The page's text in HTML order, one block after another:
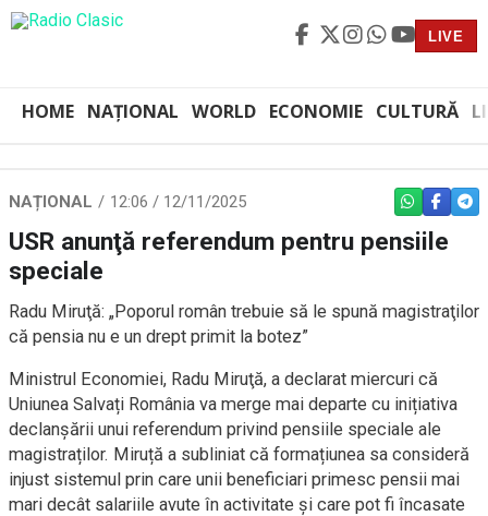
LIVE
HOME NAȚIONAL WORLD ECONOMIE CULTURĂ
NAȚIONAL 12:06 / 12/11/2025 WHATSAPP
USR anunţă referendum pentru pensiile
speciale
Radu Miruţă: „Poporul român trebuie să le spună magistraţilor
că pensia nu e un drept primit la botez”
Ministrul Economiei, Radu Miruţă, a declarat miercuri că
Uniunea Salvați România va merge mai departe cu inițiativa
declanșării unui referendum privind pensiile speciale ale
magistraților. Miruță a subliniat că formațiunea sa consideră
injust sistemul prin care unii beneficiari primesc pensii mai
mari decât salariile avute în activitate și care pot fi încasate